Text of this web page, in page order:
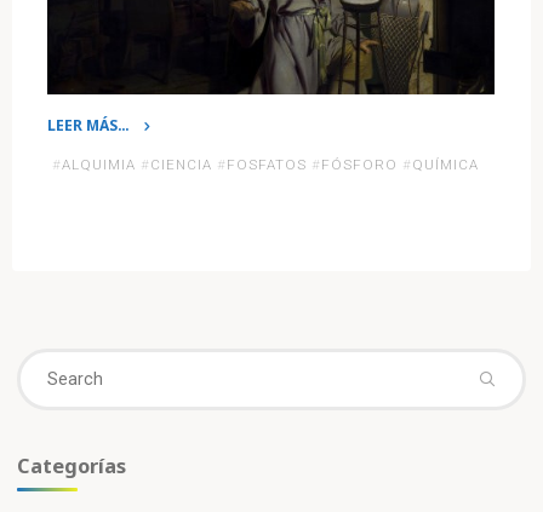
LEER MÁS…
error
orina»
#ALQUIMIA # CIENCIA # FOSFATOS # FÓSFORO # QUÍMICA
Categorías